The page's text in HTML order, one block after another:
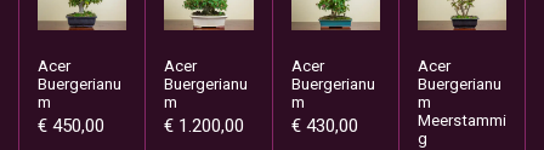
Acer
Buergerianu
m
€ 450,00
Acer
Buergerianu
m
€ 1.200,00
Acer
Buergerianu
m
€ 430,00
Acer
Buergerianu
m
Meerstammi
g